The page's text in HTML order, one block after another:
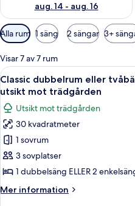
aug. 14 - aug. 16
Tillgängliga
filter
för
rum
Alla rum 1 säng 2 sängar 3+
Visar 7 av 7 rum
Öppna
alla
foton
för
Classic
dubbelrum
eller
tvåbäddsrum
-
1
4
Classic dubbelrum eller
utsikt mot trädgården
Utsikt mot trädgården
30 kvadratmeter
1 sovrum
3 sovplatser
1 dubbelsäng ELLER 2
Mer information
Mer